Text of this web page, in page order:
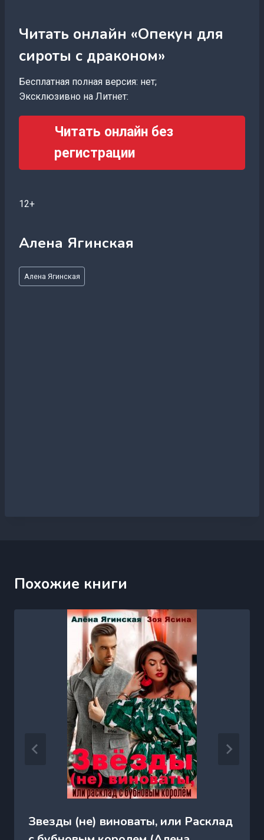
Читать онлайн «Опекун для
сироты с драконом»
Бесплатная полная версия: нет;
Эксклюзивно на Литнет:
Читать онлайн без
регистрации
12+
Алена Ягинская
Метки
записи:
Алена Ягинская
Похожие книги
Звезды (не) виноваты, или Расклад